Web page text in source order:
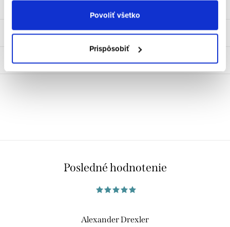
Povoliť všetko
Prispôsobiť
Hodnotenie
Diskusia
Posledné hodnotenie
Alexander Drexler